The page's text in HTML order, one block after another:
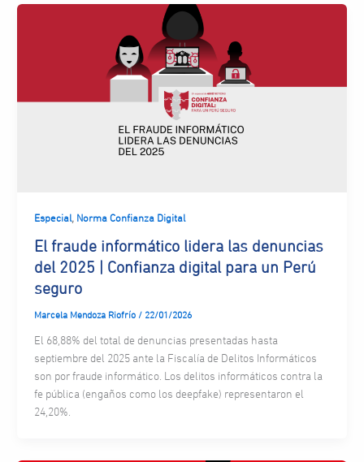
Especial, Norma Confianza Digital
El fraude informático lidera las denuncias
del 2025 | Confianza digital para un Perú
seguro
Marcela Mendoza Riofrío / 22/01/2026
El 68,88% del total de denuncias presentadas hasta
septiembre del 2025 ante la Fiscalía de Delitos Informáticos
son por fraude informático. Los delitos informáticos contra la
fe pública (engaños como los deepfake) representaron el
24,20%.